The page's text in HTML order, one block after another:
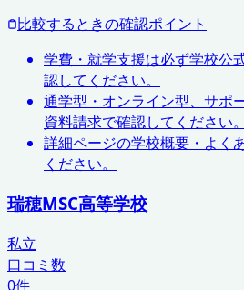
比較するときの確認ポイント
学費・就学支援は必ず学校公
認してください。
通学型・オンライン型、サポ
資料請求で確認してください。
詳細ページの学校概要・よく
ください。
瑞穂MSC高等学校
私立
口コミ数
0件